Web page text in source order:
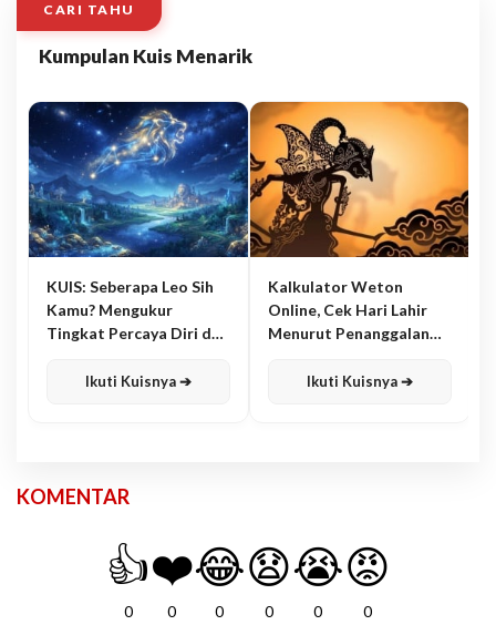
CARI TAHU
Kumpulan Kuis Menarik
KUIS: Seberapa Leo Sih
Kamu? Mengukur
Tingkat Percaya Diri dan
Ikuti Kuisnya ➔
Kalkulator Weton
Online, Cek Hari Lahir
Menurut Penanggalan
Ikuti Kuisnya ➔
KOMENTAR
👍
0
❤️
0
😂
0
😧
0
😭
0
😡
0